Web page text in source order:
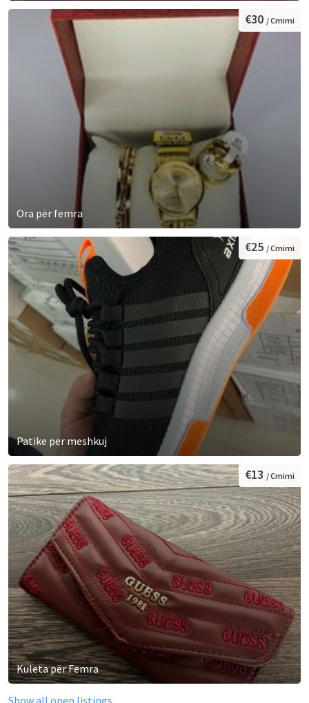
Ora për femra
€30 / Cmimi
Patike per meshkuj
€25 / Cmimi
Kuleta për Femra
€13 / Cmimi
Show all open listings